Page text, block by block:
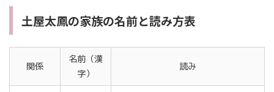
土屋太鳳の家族の名前と読み方表
関係
名前（漢
字）
読み